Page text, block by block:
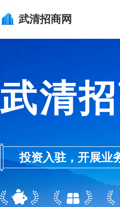
武清招商网
武清
投资入驻，开展业